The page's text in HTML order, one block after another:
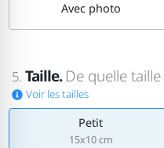
Avec photo
5. Taille. De quelle
Voir les tailles
Petit
15x10 cm